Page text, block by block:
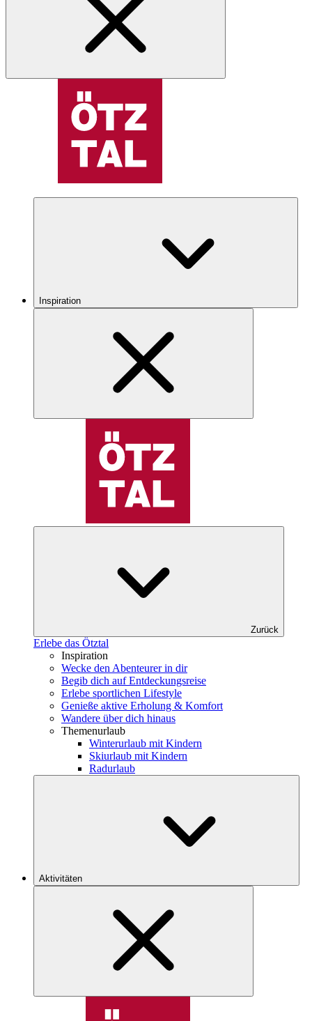
Inspiration
Zurück
Erlebe das Ötztal
Inspiration
Wecke den Abenteurer in dir
Begib dich auf Entdeckungsreise
Erlebe sportlichen Lifestyle
Genieße aktive Erholung & Komfort
Wandere über dich hinaus
Themenurlaub
Winterurlaub mit Kindern
Skiurlaub mit Kindern
Radurlaub
Aktivitäten